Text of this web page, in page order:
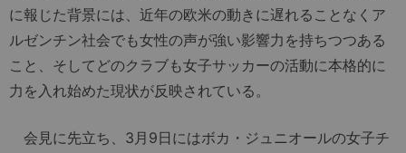
に報じた背景には、近年の欧米の動きに遅れることなくア
ルゼンチン社会でも女性の声が強い影響力を持ちつつある
こと、そしてどのクラブも女子サッカーの活動に本格的に
力を入れ始めた現状が反映されている。
会見に先立ち、3月9日にはボカ・ジュニオールの女子チ